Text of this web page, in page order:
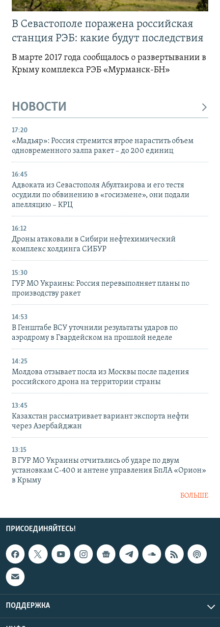
В Севастополе поражена российская
станция РЭБ: какие будут последствия
В марте 2017 года сообщалось о развертывании в
Крыму комплекса РЭБ «Мурманск-БН»
НОВОСТИ
17:20
«Мадьяр»: Россия стремится втрое нарастить объем
одновременного залпа ракет – до 200 единиц
16:45
Адвоката из Севастополя Абултаирова и его тестя
осудили по обвинению в «госизмене», они подали
апелляцию – КРЦ
16:12
Дроны атаковали в Сибири нефтехимический
комплекс холдинга СИБУР
15:30
ГУР МО Украины: Россия перевыполняет планы по
производству ракет
14:53
В Генштабе ВСУ уточнили результаты ударов по
аэродрому в Гвардейском на прошлой неделе
14:25
Молдова отзывает посла из Москвы после падения
российского дрона на территории страны
13:45
Казахстан рассматривает вариант экспорта нефти
через Азербайджан
13:15
В ГУР МО Украины отчитались об ударе по двум
установкам С-400 и антене управления БпЛА «Орион»
в Крыму
БОЛЬШЕ
ПРИСОЕДИНЯЙТЕСЬ!
ПОДДЕРЖКА